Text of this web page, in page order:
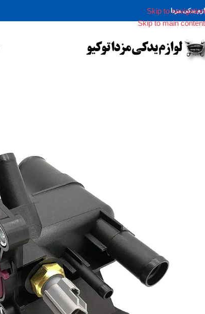
Skip to navigation
Skip to main content
یدکی مزدا